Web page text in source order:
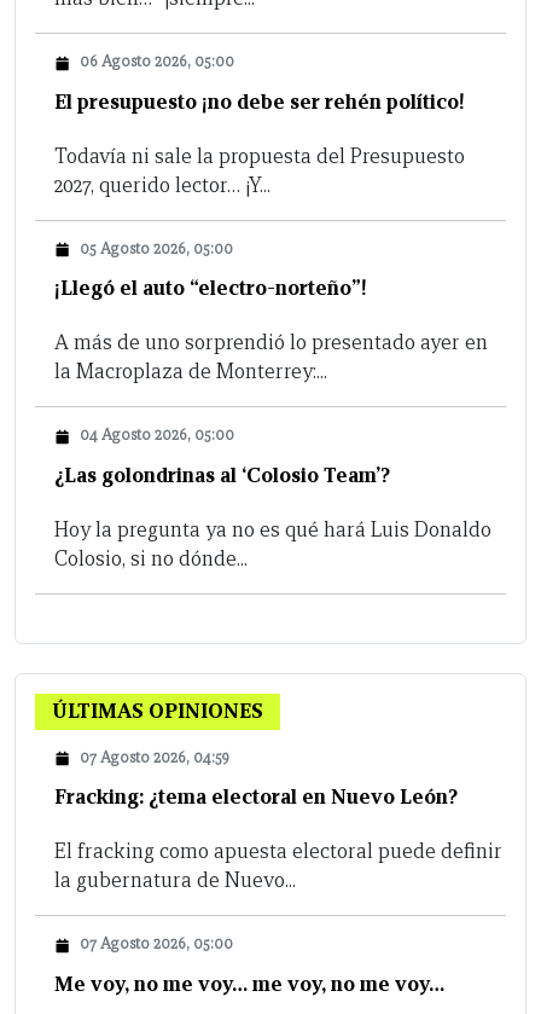
06 Agosto 2026, 05:00
El presupuesto ¡no debe ser rehén político!
Todavía ni sale la propuesta del Presupuesto
2027, querido lector… ¡Y...
05 Agosto 2026, 05:00
¡Llegó el auto “electro-norteño”!
A más de uno sorprendió lo presentado ayer en
la Macroplaza de Monterrey:...
04 Agosto 2026, 05:00
¿Las golondrinas al ‘Colosio Team’?
Hoy la pregunta ya no es qué hará Luis Donaldo
Colosio, si no dónde...
ÚLTIMAS OPINIONES
07 Agosto 2026, 04:59
Fracking: ¿tema electoral en Nuevo León?
El fracking como apuesta electoral puede definir
la gubernatura de Nuevo...
07 Agosto 2026, 05:00
Me voy, no me voy… me voy, no me voy…